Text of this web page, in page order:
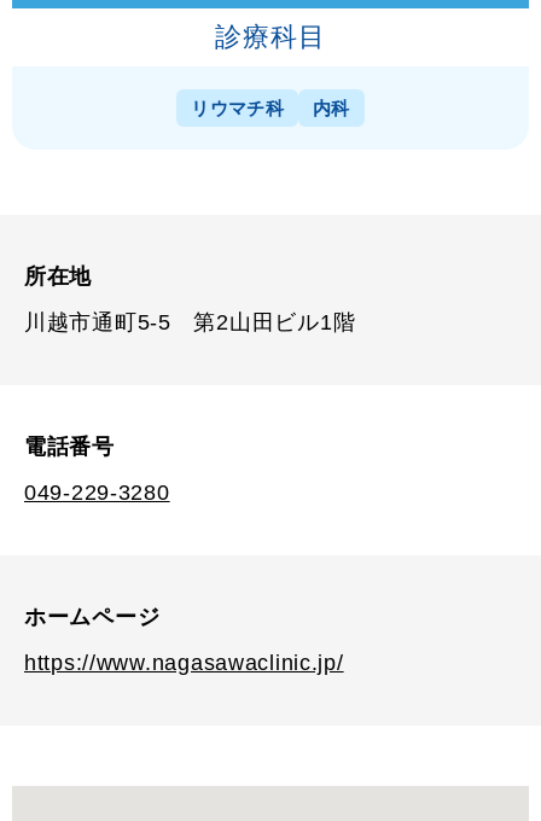
診療科目
リウマチ科 内科
所在地
川越市通町5-5 第2山田ビル1階
電話番号
049-229-3280
ホームページ
https://www.nagasawaclinic.jp/